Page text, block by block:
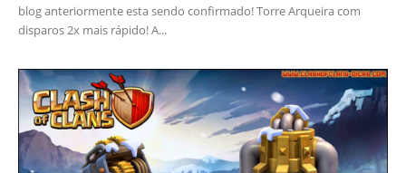
blog anteriormente esta sendo confirmado! Torre Arqueira com
disparos 2x mais rápido! A...